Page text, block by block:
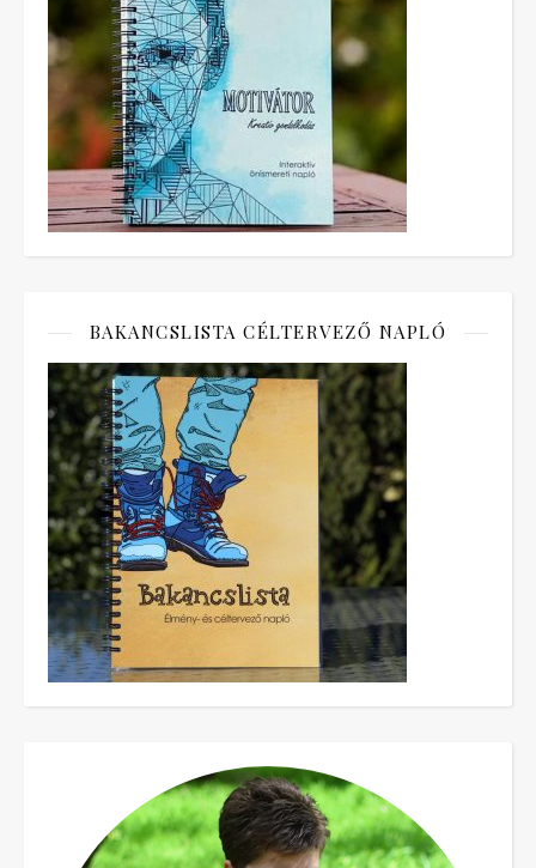
BAKANCSLISTA CÉLTERVEZŐ NAPLÓ